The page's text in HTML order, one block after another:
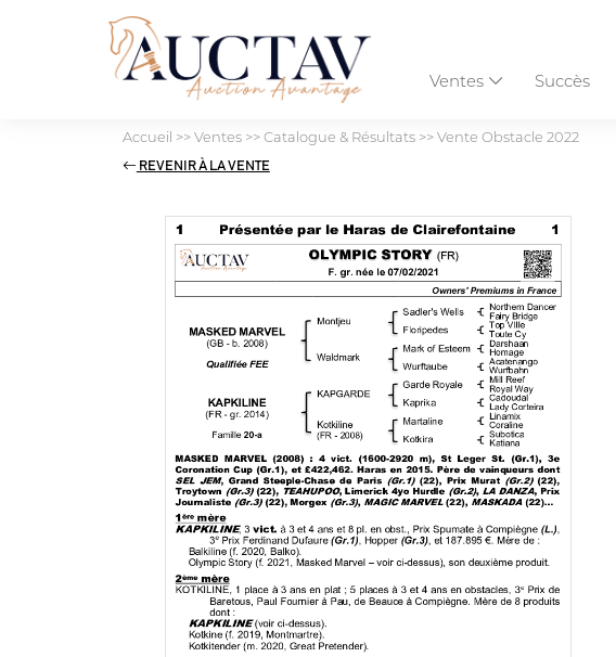
Ventes Succès
Accueil >>Ventes>>Catalogue & Résultats>>Vente Obstacle 2022
REVENIR À LA VENTE